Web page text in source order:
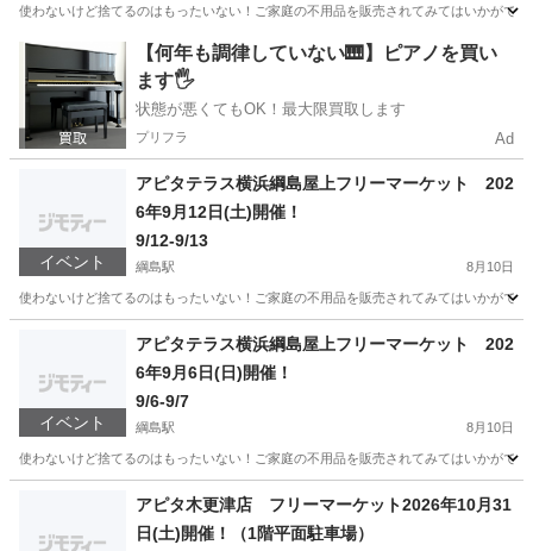
使わないけど捨てるのはもったいない！ご家庭の不用品を販売されてみてはいかがで
栃木 宇都宮市 江曽島駅 フリーマーケット アピタ
【何年も調律していない🎹】ピアノを買い
ます🖐️
状態が悪くてもOK！最大限買取します
プリフラ Ad
イベント
アピタテラス横浜綱島屋上フリーマーケット 202
6年9月12日(土)開催！
9/12-9/13
綱島駅 8月10日
使わないけど捨てるのはもったいない！ご家庭の不用品を販売されてみてはいかがで
綱島駅 フリーマーケット 掘り出し物
イベント
アピタテラス横浜綱島屋上フリーマーケット 202
6年9月6日(日)開催！
9/6-9/7
綱島駅 8月10日
使わないけど捨てるのはもったいない！ご家庭の不用品を販売されてみてはいかがで
綱島駅 フリーマーケット 掘り出し物
アピタ木更津店 フリーマーケット2026年10月31
日(土)開催！（1階平面駐車場）